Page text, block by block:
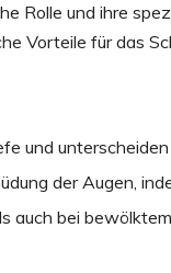
Rolle und ihre
Vorteile für das
und
der Augen,
auch bei